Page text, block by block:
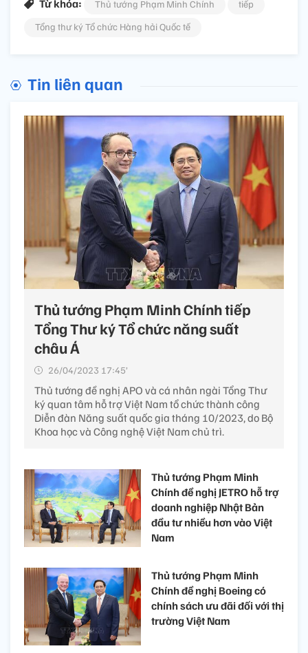
Từ khóa: Thủ tướng Phạm Minh Chính
tiếp
Tổng thư ký Tổ chức Hàng hải Quốc tế
Tin liên quan
Thủ tướng Phạm Minh Chính tiếp
Tổng Thư ký Tổ chức năng suất
châu Á
26/04/2023 17:45’
Thủ tướng đề nghị APO và cá nhân ngài Tổng Thư
ký quan tâm hỗ trợ Việt Nam tổ chức thành công
Diễn đàn Năng suất quốc gia tháng 10/2023, do Bộ
Khoa học và Công nghệ Việt Nam chủ trì.
Thủ tướng Phạm Minh
Chính đề nghị JETRO hỗ trợ
doanh nghiệp Nhật Bản
đầu tư nhiều hơn vào Việt
Nam
Thủ tướng Phạm Minh
Chính đề nghị Boeing có
chính sách ưu đãi đối với thị
trường Việt Nam